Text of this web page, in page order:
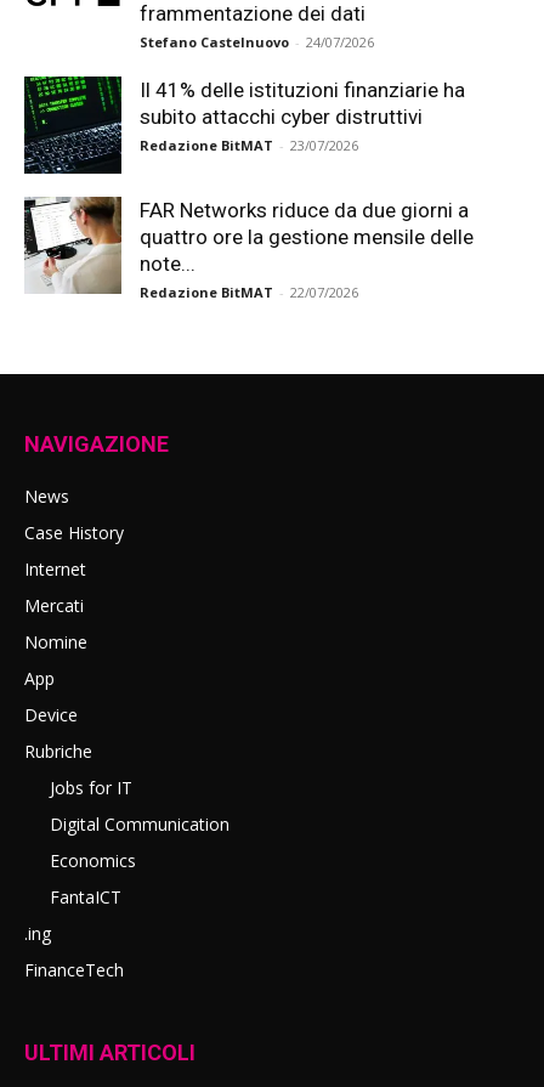
frammentazione dei dati
Stefano Castelnuovo - 24/07/2026
Il 41% delle istituzioni finanziarie ha
subito attacchi cyber distruttivi
Redazione BitMAT - 23/07/2026
FAR Networks riduce da due giorni a
quattro ore la gestione mensile delle
note...
Redazione BitMAT - 22/07/2026
NAVIGAZIONE
News
Case History
Internet
Mercati
Nomine
App
Device
Rubriche
Jobs for IT
Digital Communication
Economics
FantaICT
.ing
FinanceTech
ULTIMI ARTICOLI